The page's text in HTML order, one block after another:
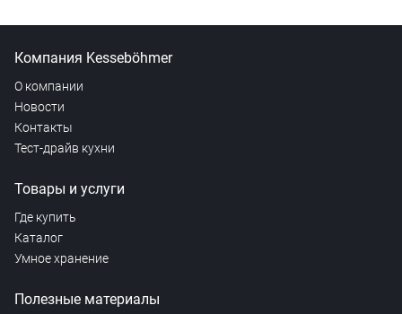
Компания Kesseböhmer
О компании
Новости
Контакты
Тест-драйв кухни
Товары и услуги
Где купить
Каталог
Умное хранение
Полезные материалы